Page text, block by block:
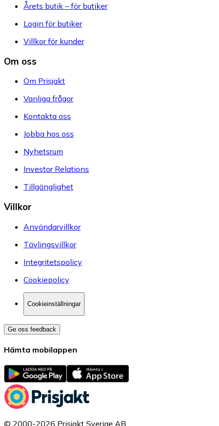
Årets butik – för butiker
Login för butiker
Villkor för kunder
Om oss
Om Prisjakt
Vanliga frågor
Kontakta oss
Jobba hos oss
Nyhetsrum
Investor Relations
Tillgänglighet
Villkor
Användarvillkor
Tävlingsvillkor
Integritetspolicy
Cookiepolicy
Cookieinställningar
Ge oss feedback
Hämta mobilappen
© 2000-2026 Prisjakt Sverige AB